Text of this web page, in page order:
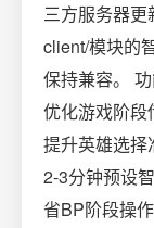
三方服务器
client/模块的
保持兼容。
优化游戏阶
提升英雄选择
2-3分钟预设
省BP阶段操